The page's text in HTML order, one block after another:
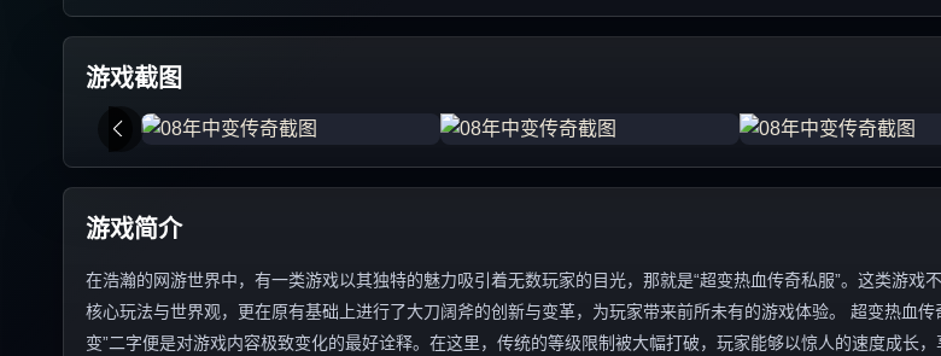
游戏截图
游戏简介
在浩瀚的网游世界中，有一类游戏以其独特的魅力吸引着无数玩家的目光，那就是“超变热血传奇私服”。这类游戏
核心玩法与世界观，更在原有基础上进行了大刀阔斧的创新与变革，为玩家带来前所未有的游戏体验。 超变热血传
变”二字便是对游戏内容极致变化的最好诠释。在这里，传统的等级限制被大幅打破，玩家能够以惊人的速度成长